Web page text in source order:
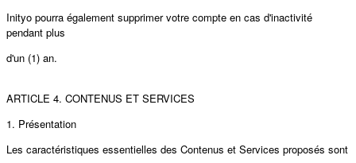
Inityo pourra également supprimer votre compte en cas d'inactivité
pendant plus
d'un (1) an.
ARTICLE 4. CONTENUS ET SERVICES
1. Présentation
Les caractéristiques essentielles des Contenus et Services proposés sont